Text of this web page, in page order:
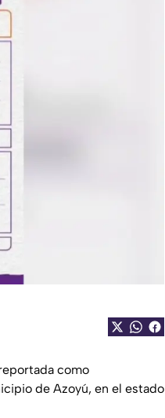
como
de Azoyú, en el estado